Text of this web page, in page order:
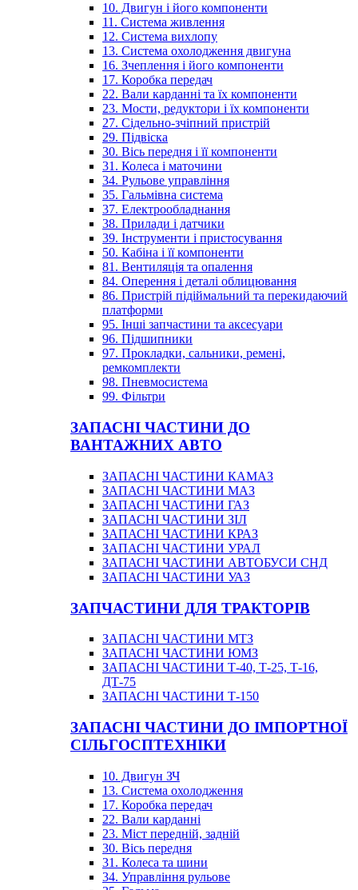
10. Двигун і його компоненти
11. Система живлення
12. Система вихлопу
13. Система охолодження двигуна
16. Зчеплення і його компоненти
17. Коробка передач
22. Вали карданні та їх компоненти
23. Мости, редуктори і їх компоненти
27. Сідельно-зчіпний пристрій
29. Підвіска
30. Вісь передня і її компоненти
31. Колеса і маточини
34. Рульове управління
35. Гальмівна система
37. Електрообладнання
38. Прилади і датчики
39. Інструменти і пристосування
50. Кабіна і її компоненти
81. Вентиляція та опалення
84. Оперення і деталі облицювання
86. Пристрій підіймальний та перекидаючий
платформи
95. Інші запчастини та аксесуари
96. Підшипники
97. Прокладки, сальники, ремені,
ремкомплекти
98. Пневмосистема
99. Фільтри
ЗАПАСНІ ЧАСТИНИ ДО
ВАНТАЖНИХ АВТО
ЗАПАСНІ ЧАСТИНИ КАМАЗ
ЗАПАСНІ ЧАСТИНИ МАЗ
ЗАПАСНІ ЧАСТИНИ ГАЗ
ЗАПАСНІ ЧАСТИНИ ЗІЛ
ЗАПАСНІ ЧАСТИНИ КРАЗ
ЗАПАСНІ ЧАСТИНИ УРАЛ
ЗАПАСНІ ЧАСТИНИ АВТОБУСИ СНД
ЗАПАСНІ ЧАСТИНИ УАЗ
ЗАПЧАСТИНИ ДЛЯ ТРАКТОРІВ
ЗАПАСНІ ЧАСТИНИ МТЗ
ЗАПАСНІ ЧАСТИНИ ЮМЗ
ЗАПАСНІ ЧАСТИНИ Т-40, Т-25, Т-16,
ДТ-75
ЗАПАСНІ ЧАСТИНИ Т-150
ЗАПАСНІ ЧАСТИНИ ДО ІМПОРТНОЇ
СІЛЬГОСПТЕХНІКИ
10. Двигун ЗЧ
13. Система охолодження
17. Коробка передач
22. Вали карданні
23. Міст передній, задній
30. Вісь передня
31. Колеса та шини
34. Управління рульове